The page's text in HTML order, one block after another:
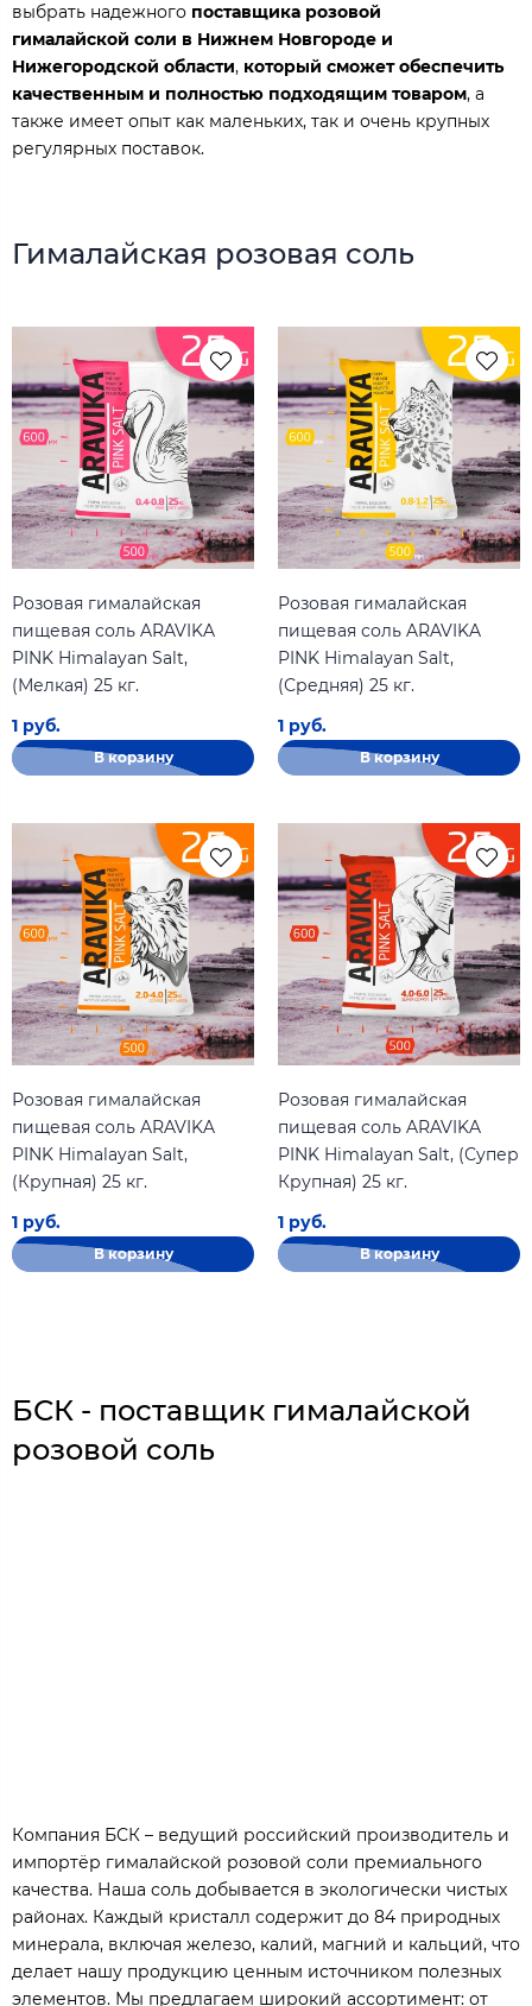
выбрать надежного поставщика розовой
гималайской соли в Нижнем Новгороде и
Нижегородской области, который сможет обеспечить
качественным и полностью подходящим товаром, а
также имеет опыт как маленьких, так и очень крупных
регулярных поставок.
Гималайская розовая соль
Розовая гималайская
пищевая соль ARAVIKA
PINK Himalayan Salt,
(Мелкая) 25 кг.
1 руб.
В корзину
Розовая гималайская
пищевая соль ARAVIKA
PINK Himalayan Salt,
(Средняя) 25 кг.
1 руб.
В корзину
Розовая гималайская
пищевая соль ARAVIKA
PINK Himalayan Salt,
(Крупная) 25 кг.
1 руб.
В корзину
Розовая гималайская
пищевая соль ARAVIKA
PINK Himalayan Salt, (Супер
Крупная) 25 кг.
1 руб.
В корзину
БСК - поставщик гималайской
розовой соль
Компания БСК – ведущий российский производитель и
импортёр гималайской розовой соли премиального
качества. Наша соль добывается в экологически чистых
районах. Каждый кристалл содержит до 84 природных
минерала, включая железо, калий, магний и кальций, что
делает нашу продукцию ценным источником полезных
элементов. Мы предлагаем широкий ассортимент: от